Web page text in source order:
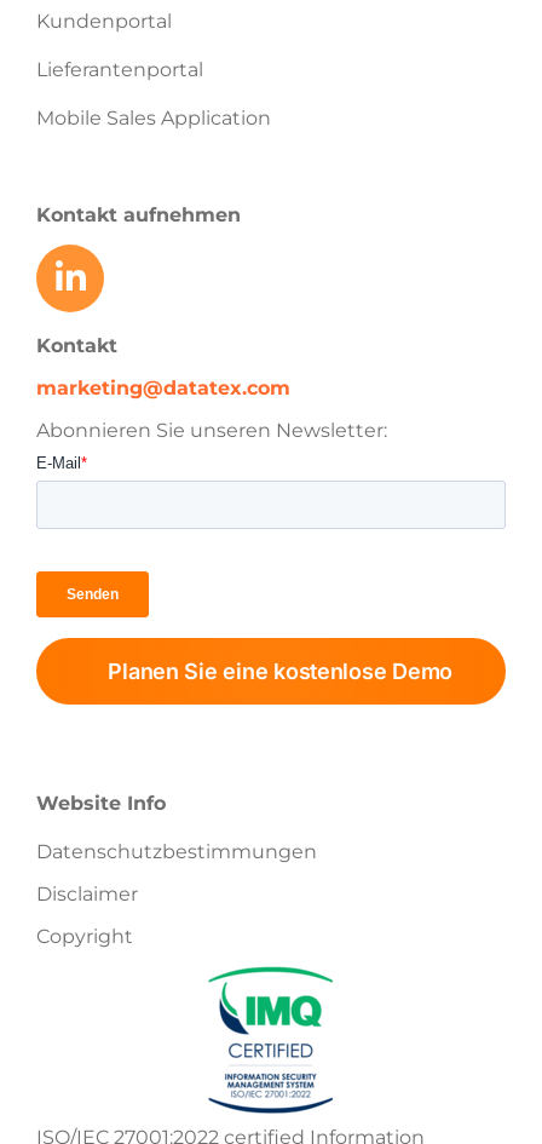
Kundenportal
Lieferantenportal
Mobile Sales Application
Kontakt aufnehmen
Kontakt
marketing@datatex.com
Abonnieren Sie unseren Newsletter:
Planen Sie eine kostenlose Demo
Website Info
Datenschutzbestimmungen
Disclaimer
Copyright
ISO/IEC 27001:2022 certified Information